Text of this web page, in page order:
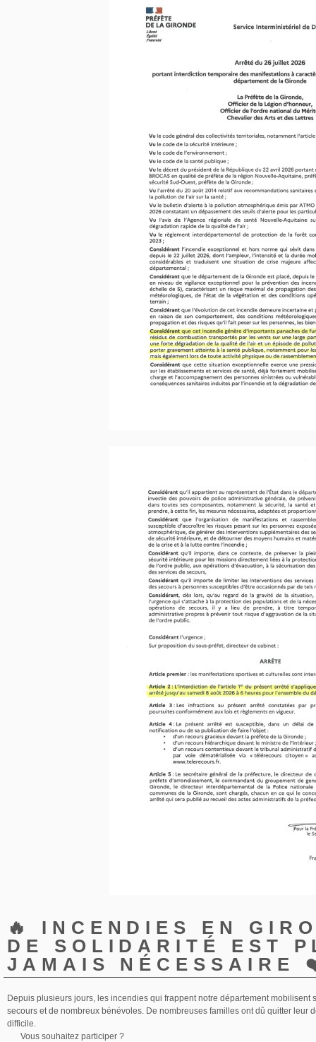
🔥 INCENDIES EN
DE SOLIDARITÉ EST
JAMAIS NÉCESSAIRE
Depuis plusieurs jours, les incendies qui frappent notre département
secours et de nombreux bénévoles. De nombreuses familles ont dû quitter leur
difficile.
Vous souhaitez participer ?